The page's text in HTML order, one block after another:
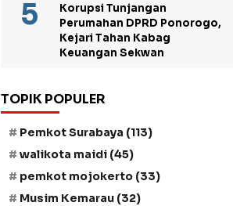
Korupsi Tunjangan
Perumahan DPRD Ponorogo,
Kejari Tahan Kabag
Keuangan Sekwan
TOPIK POPULER
Pemkot Surabaya (113)
walikota maidi (45)
pemkot mojokerto (33)
Musim Kemarau (32)